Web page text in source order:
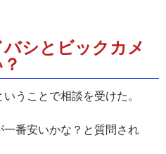
シとビックカメ
うことで相談を受けた。
番安いかな？と質問され